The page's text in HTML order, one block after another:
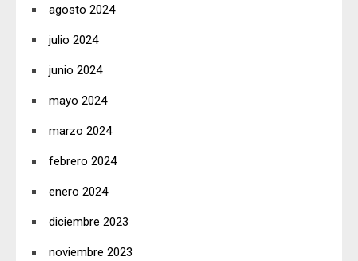
agosto 2024
julio 2024
junio 2024
mayo 2024
marzo 2024
febrero 2024
enero 2024
diciembre 2023
noviembre 2023